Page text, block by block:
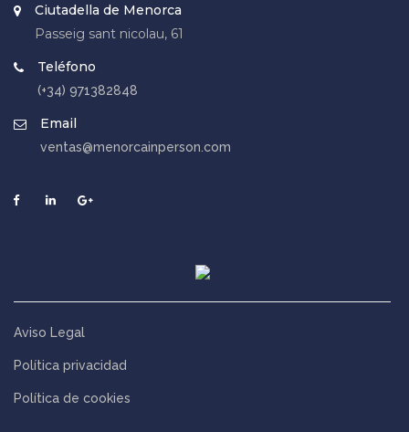
Ciutadella de Menorca
Passeig sant nicolau, 61
Teléfono
(+34) 971382848
Email
ventas@menorcainperson.com
Aviso Legal
Política privacidad
Política de cookies